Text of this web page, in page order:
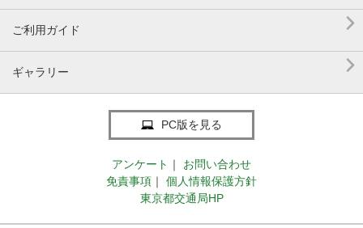
ご利用ガイド 
ギャラリー 
PC版を見る
アンケート ｜
お問い合わせ
免責事項 ｜
個人情報保護方針
東京都交通局HP